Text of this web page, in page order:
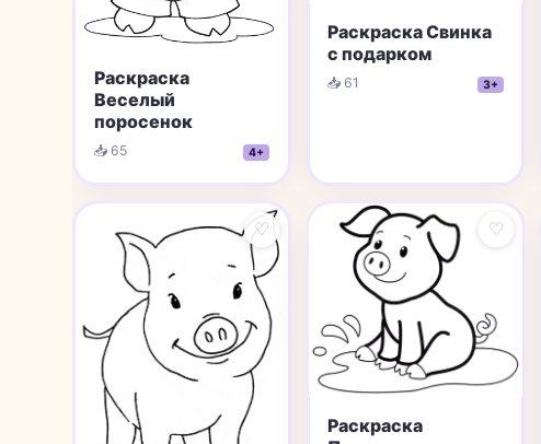
Раскраска
Веселый
поросенок
📥 65 4+
Раскраска Свинка
с подарком
📥 61 3+
♡ ♡
Раскраска